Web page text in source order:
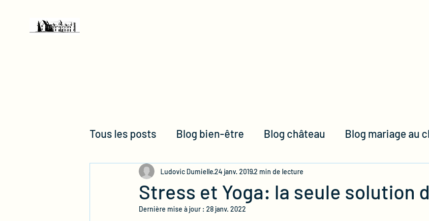
Tous les posts Blog bien-être Blog château Blog mariage au
Non classifié(e) Blog entreprise photos
Stress et Yoga: la seule solution
Ludovic Dumielle24 janv. 20192 min de lecture
Dernière mise à jour : 28 janv. 2022